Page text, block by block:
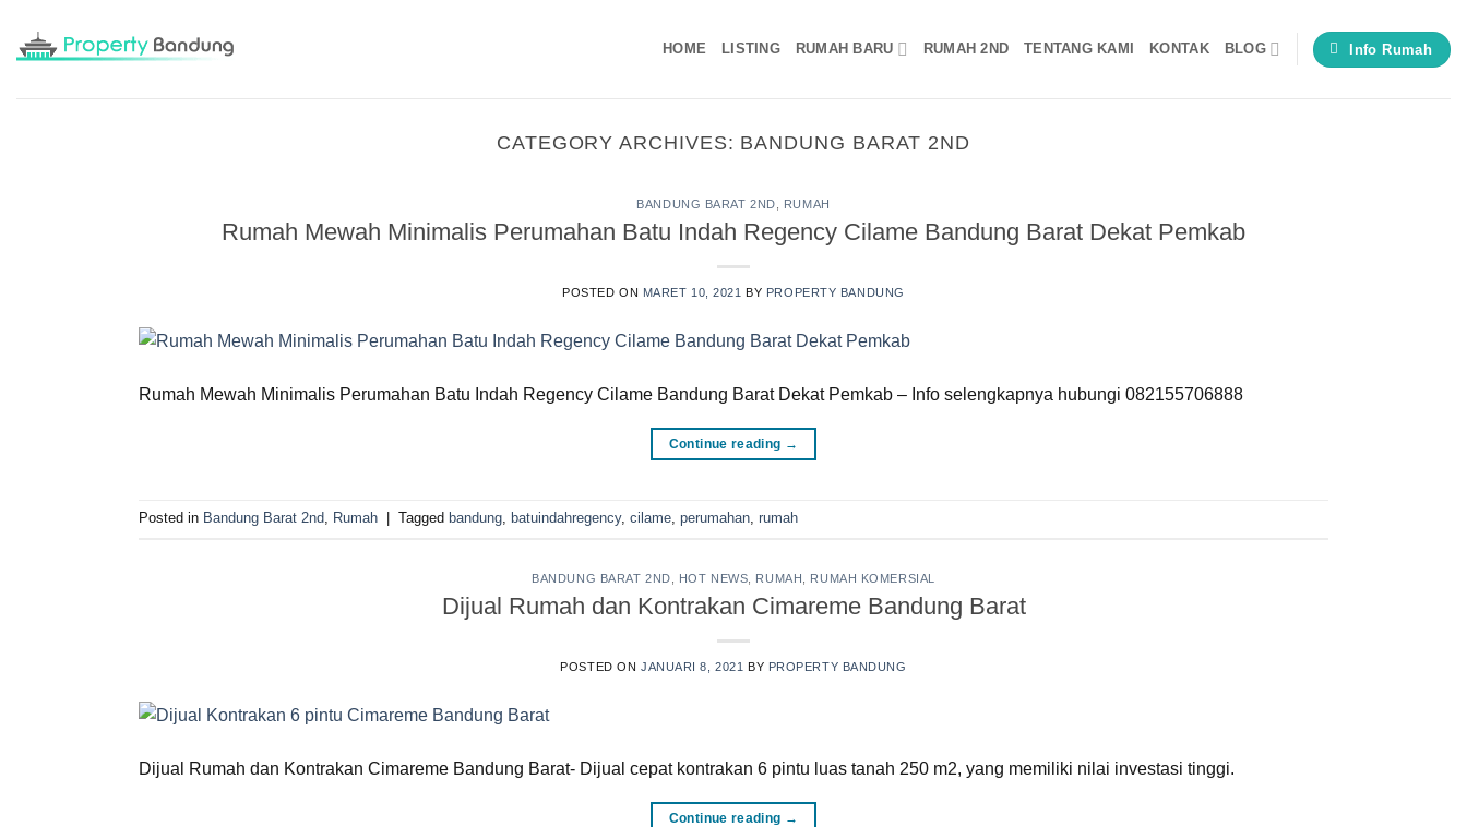
content
HOME LISTING RUMAH BARU RUMAH 2ND TENTANG KAMI KONTAK BLOG Info Rumah
CATEGORY ARCHIVES: BANDUNG BARAT 2ND
BANDUNG BARAT 2ND RUMAH
Rumah Mewah Minimalis Perumahan Batu Indah Regency Cilame Bandung Barat Dekat Pemkab
POSTED ON MARET 10, 2021 BY PROPERTY BANDUNG
Rumah Mewah Minimalis Perumahan Batu Indah Regency Cilame Bandung Barat Dekat Pemkab – Info selengkapnya hubungi 082155706888
Continue reading →
Posted in Bandung Barat 2nd, Rumah Tagged bandung, batuindahregency, cilame, perumahan, rumah
BANDUNG BARAT 2ND HOT NEWS RUMAH RUMAH KOMERSIAL
Dijual Rumah dan Kontrakan Cimareme Bandung Barat
POSTED ON JANUARI 8, 2021 BY PROPERTY BANDUNG
Dijual Rumah dan Kontrakan Cimareme Bandung Barat- Dijual cepat kontrakan 6 pintu luas tanah 250 m2, yang memiliki nilai investasi tinggi.
Continue reading →